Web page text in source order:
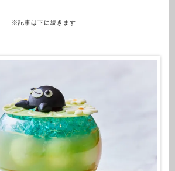
※記事は下に続きます